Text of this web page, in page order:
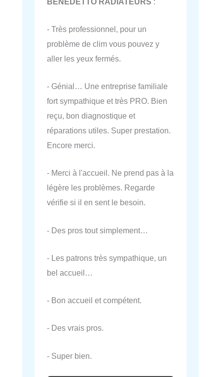
- Très professionnel, pour un
problème de clim vous pouvez y
aller les yeux fermés.
- Génial… Une entreprise familiale
fort sympathique et très PRO. Bien
reçu, bon diagnostique et
réparations utiles. Super prestation.
Encore merci.
- Merci à l'accueil. Ne prend pas à la
légère les problèmes. Regarde
vérifie si il en sent le besoin.
- Des pros tout simplement…
- Les patrons très sympathique, un
bel accueil…
- Bon accueil et compétent.
- Des vrais pros.
- Super bien.